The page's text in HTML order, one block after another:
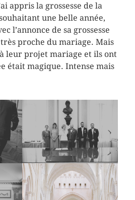
appris la grossesse de la
une belle année,
l’annonce de sa grossesse
proche du mariage. Mais
leur projet mariage et ils ont
était magique. Intense mais